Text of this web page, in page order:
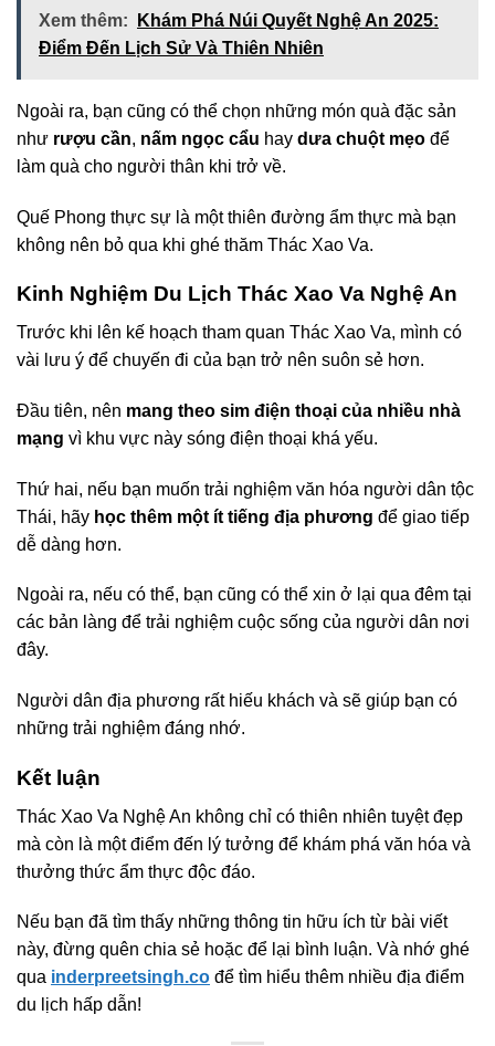
Xem thêm:
Khám Phá Núi Quyết Nghệ An 2025:
Điểm Đến Lịch Sử Và Thiên Nhiên
Ngoài ra, bạn cũng có thể chọn những món quà đặc sản
như rượu cần, nấm ngọc cẩu hay dưa chuột mẹo để
làm quà cho người thân khi trở về.
Quế Phong thực sự là một thiên đường ẩm thực mà bạn
không nên bỏ qua khi ghé thăm Thác Xao Va.
Kinh Nghiệm Du Lịch Thác Xao Va Nghệ An
Trước khi lên kế hoạch tham quan Thác Xao Va, mình có
vài lưu ý để chuyến đi của bạn trở nên suôn sẻ hơn.
Đầu tiên, nên mang theo sim điện thoại của nhiều nhà
mạng vì khu vực này sóng điện thoại khá yếu.
Thứ hai, nếu bạn muốn trải nghiệm văn hóa người dân tộc
Thái, hãy học thêm một ít tiếng địa phương để giao tiếp
dễ dàng hơn.
Ngoài ra, nếu có thể, bạn cũng có thể xin ở lại qua đêm tại
các bản làng để trải nghiệm cuộc sống của người dân nơi
đây.
Người dân địa phương rất hiếu khách và sẽ giúp bạn có
những trải nghiệm đáng nhớ.
Kết luận
Thác Xao Va Nghệ An không chỉ có thiên nhiên tuyệt đẹp
mà còn là một điểm đến lý tưởng để khám phá văn hóa và
thưởng thức ẩm thực độc đáo.
Nếu bạn đã tìm thấy những thông tin hữu ích từ bài viết
này, đừng quên chia sẻ hoặc để lại bình luận. Và nhớ ghé
qua inderpreetsingh.co để tìm hiểu thêm nhiều địa điểm
du lịch hấp dẫn!